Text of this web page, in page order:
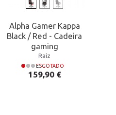
Alpha Gamer Kappa
Black / Red - Cadeira
gaming
Raiz
ESGOTADO
Preço
159,90 €